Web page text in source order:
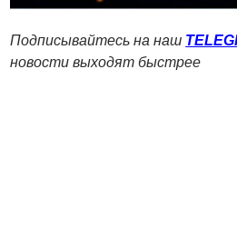
Подписывайтесь на наш
новости выходят быстрее